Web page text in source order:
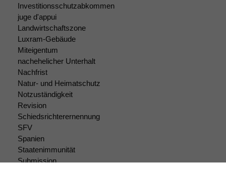
Investitionsschutzabkommen
juge d'appui
Landwirtschaftszone
Luxram-Gebäude
Miteigentum
nachehelicher Unterhalt
Nachfrist
Natur- und Heimatschutz
Notzuständigkeit
Revision
Schiedsrichterernennung
SFV
Spanien
Staatenimmunität
Submission